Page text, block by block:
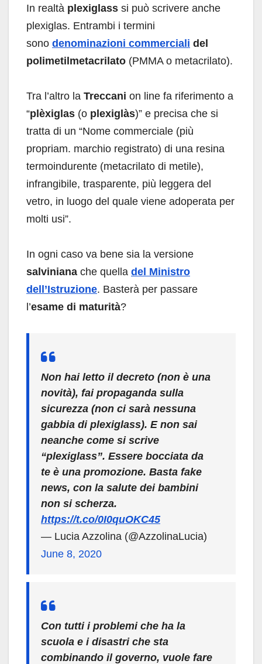
In realtà plexiglass si può scrivere anche
plexiglas. Entrambi i termini
sono denominazioni commerciali del
polimetilmetacrilato (PMMA o metacrilato).
Tra l’altro la Treccani on line fa riferimento a
“plèxiglas (o plexiglàs)” e precisa che si
tratta di un “Nome commerciale (più
propriam. marchio registrato) di una resina
termoindurente (metacrilato di metile),
infrangibile, trasparente, più leggera del
vetro, in luogo del quale viene adoperata per
molti usi”.
In ogni caso va bene sia la versione
salviniana che quella del Ministro
dell’Istruzione. Basterà per passare
l’esame di maturità?
Non hai letto il decreto (non è una
novità), fai propaganda sulla
sicurezza (non ci sarà nessuna
gabbia di plexiglass). E non sai
neanche come si scrive
“plexiglass”. Essere bocciata da
te è una promozione. Basta fake
news, con la salute dei bambini
non si scherza.
https://t.co/0I0quOKC45
— Lucia Azzolina (@AzzolinaLucia)
June 8, 2020
Con tutti i problemi che ha la
scuola e i disastri che sta
combinando il governo, vuole fare